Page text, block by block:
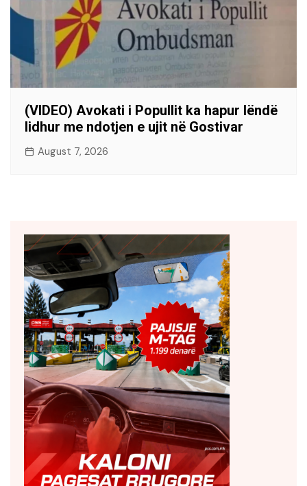
(VIDEO) Avokati i Popullit ka hapur lëndë
lidhur me ndotjen e ujit në Gostivar
August 7, 2026